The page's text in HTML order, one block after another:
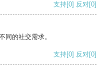
支持[0] 反对[0]
同的社交需求。
支持[0] 反对[0]